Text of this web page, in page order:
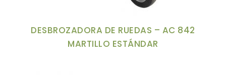
DESBROZADORA DE RUEDAS – AC 842
MARTILLO ESTÁNDAR